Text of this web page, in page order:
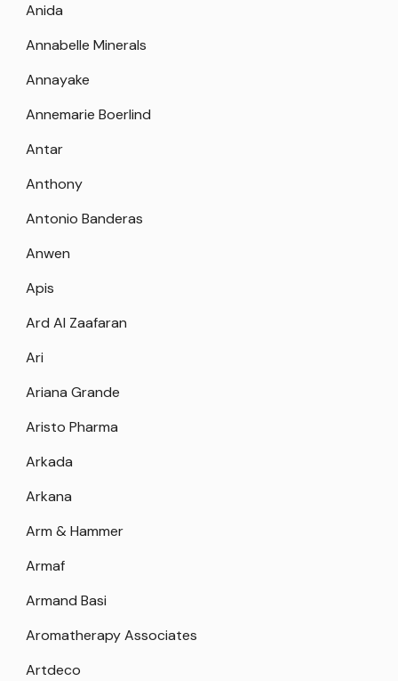
Anida
Annabelle Minerals
Annayake
Annemarie Boerlind
Antar
Anthony
Antonio Banderas
Anwen
Apis
Ard Al Zaafaran
Ari
Ariana Grande
Aristo Pharma
Arkada
Arkana
Arm & Hammer
Armaf
Armand Basi
Aromatherapy Associates
Artdeco